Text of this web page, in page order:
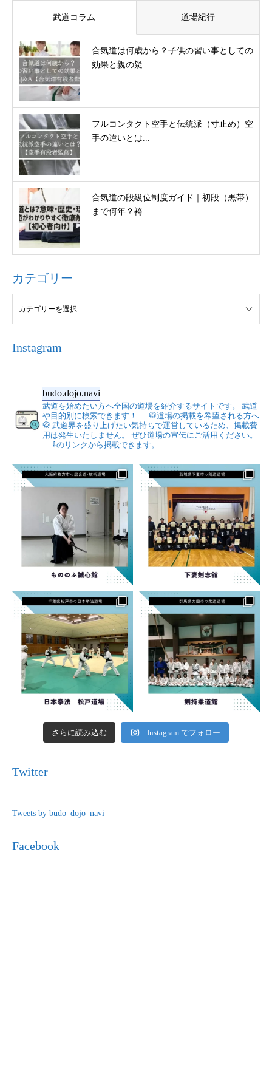
武道コラム 道場紀行
合気道は何歳から？子供の習い事としての
効果と親の疑...
フルコンタクト空手と伝統派（寸止め）空
手の違いとは...
合気道の段級位制度ガイド｜初段（黒帯）
まで何年？袴...
カテゴリー
Instagram
budo.dojo.navi
武道を始めたい方へ全国の道場を紹介するサイトです。
武道
や目的別に検索できます！
🥋道場の掲載を希望される方へ
🥋 武道界を盛り上げたい気持ちで運営しているため、掲載費
用は発生いたしません。
ぜひ道場の宣伝にご活用ください。
⇩のリンクから掲載できます。
さらに読み込む Instagram でフォロー
Twitter
Tweets by budo_dojo_navi
Facebook